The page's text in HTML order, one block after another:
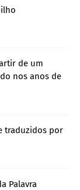
de um
nos anos de
traduzidos por
Palavra